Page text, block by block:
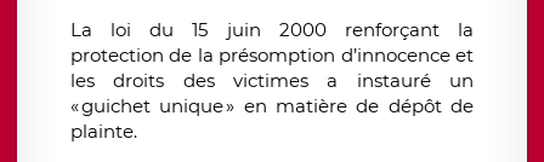
La
loi du 15 juin 2000 renforçant la
protection de la présomption d’innocence et
les droits des victimes a instauré un
« guichet unique » en matière de dépôt de
plainte.